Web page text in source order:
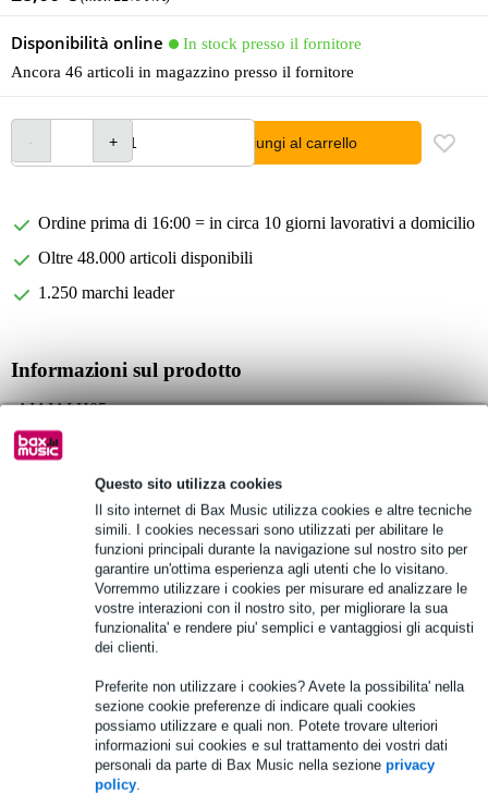
Questo sito utilizza cookies
Il sito internet di Bax Music utilizza cookies e altre tecniche
simili. I cookies necessari sono utilizzati per abilitare le
funzioni principali durante la navigazione sul nostro sito per
garantire un'ottima esperienza agli utenti che lo visitano.
Vorremmo utilizzare i cookies per misurare ed analizzare le
vostre interazioni con il nostro sito, per migliorare la sua
funzionalita' e rendere piu' semplici e vantaggiosi gli acquisti
dei clienti.
Preferite non utilizzare i cookies? Avete la possibilita' nella
sezione cookie preferenze di indicare quali cookies
possiamo utilizzare e quali non. Potete trovare ulteriori
informazioni sui cookies e sul trattamento dei vostri dati
personali da parte di Bax Music nella sezione privacy
policy.
Disponibilità online
In stock presso il fornitore
Ancora 46 articoli in magazzino presso il fornitore
Aggiungi al carrello
Ordine prima di 16:00 = in circa 10 giorni lavorativi a domicilio
Oltre 48.000 articoli disponibili
1.250 marchi leader
Informazioni sul prodotto
AIAIAI H05
archetto per cuffie TMA-2
materiale:
policarbonato leggero
schiuma PU morbida e resistente
Specifiche complete
Vedi anche (3)